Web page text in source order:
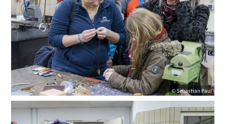
© Sebastian Paul